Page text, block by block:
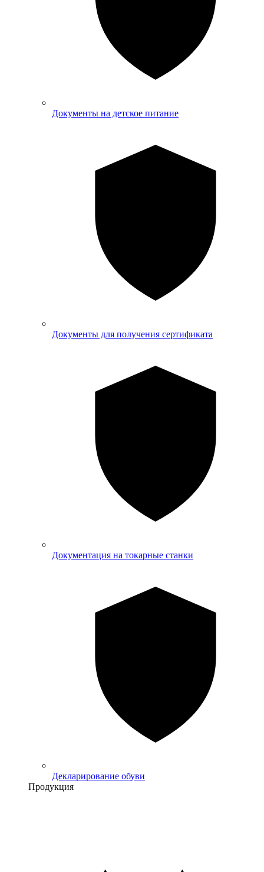
Документы на детское питание
Документы для получения сертификата
Документация на токарные станки
Декларирование обуви
Продукция